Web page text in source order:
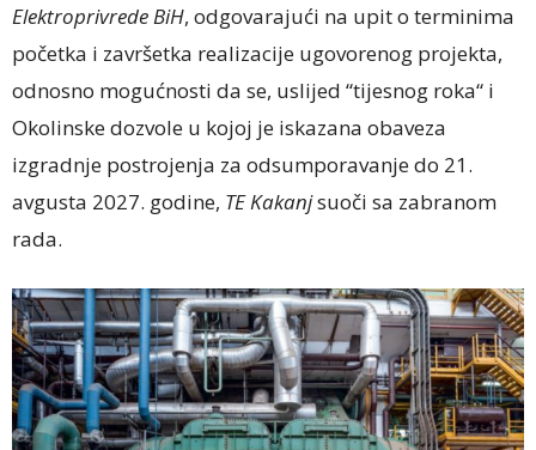
Elektroprivrede BiH, odgovarajući na upit o terminima
početka i završetka realizacije ugovorenog projekta,
odnosno mogućnosti da se, uslijed “tijesnog roka“ i
Okolinske dozvole u kojoj je iskazana obaveza
izgradnje postrojenja za odsumporavanje do 21.
avgusta 2027. godine, TE Kakanjsuoči sa zabranom
rada.